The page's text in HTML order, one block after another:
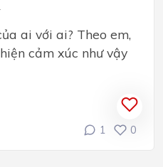
ai với ai? Theo em,
cảm xúc như vậy
1 0